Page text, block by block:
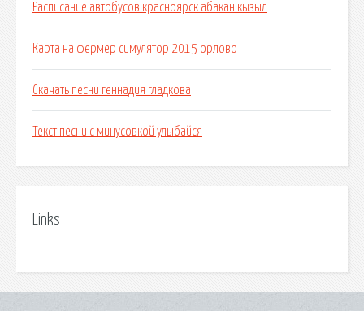
Расписание автобусов красноярск абакан кызыл
Карта на фермер симулятор 2015 орлово
Скачать песни геннадия гладкова
Текст песни с минусовкой улыбайся
Links